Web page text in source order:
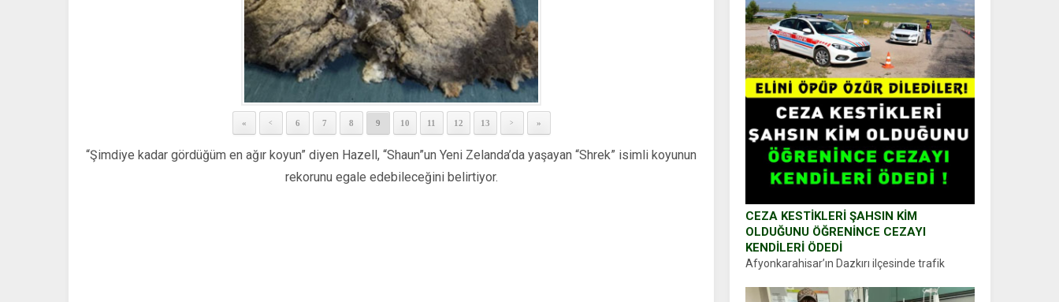
CEZA KESTİKLERİ ŞAHSIN KİM
OLDUĞUNU ÖĞRENİNCE CEZAYI
KENDİLERİ ÖDEDİ
Afyonkarahisar’ın Dazkırı ilçesinde trafik
durdurdukları bir otomobilin sürücüsünden
« < 6 7 8 9 10 11 12 13 > »
“Şimdiye kadar gördüğüm en ağır koyun” diyen Hazell, “Shaun”un Yeni Zelanda’da yaşayan “Shrek” isimli koyunun
rekorunu egale edebileceğini belirtiyor.